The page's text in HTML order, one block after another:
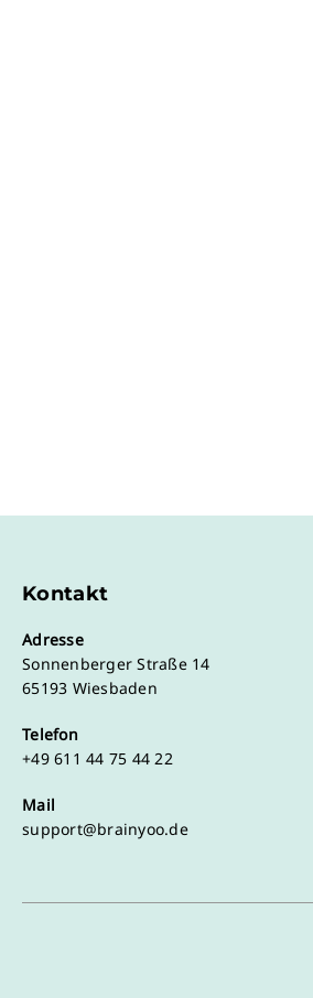
Kontakt
Adresse
Sonnenberger Straße 14
65193 Wiesbaden
Telefon
+49 611 44 75 44 22
Mail
support@brainyoo.de